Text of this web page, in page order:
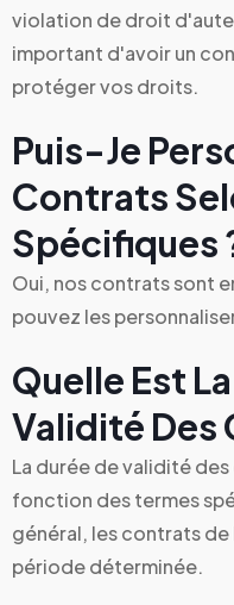
violation de droit
important d'avoir un
protéger vos droits.
Puis-Je
Contrats
Spécifiques
Oui, nos contrats sont
pouvez les
Quelle Est
Validité Des
La durée de validité
fonction des termes
général, les contrats
période déterminée.